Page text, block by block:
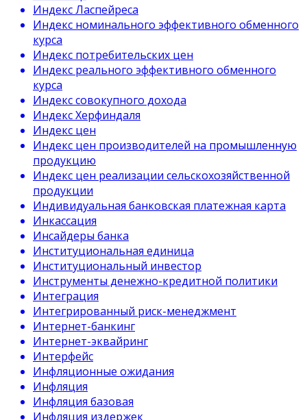
Индекс Ласпейреса
Индекс номинального эффективного обменного
курса
Индекс потребительских цен
Индекс реального эффективного обменного
курса
Индекс совокупного дохода
Индекс Херфиндаля
Индекс цен
Индекс цен производителей на промышленную
продукцию
Индекс цен реализации сельскохозяйственной
продукции
Индивидуальная банковская платежная карта
Инкассация
Инсайдеры банка
Институциональная единица
Институциональный инвестор
Инструменты денежно-кредитной политики
Интеграция
Интегрированный риск-менеджмент
Интернет-банкинг
Интернет-эквайринг
Интерфейс
Инфляционные ожидания
Инфляция
Инфляция базовая
Инфляция издержек